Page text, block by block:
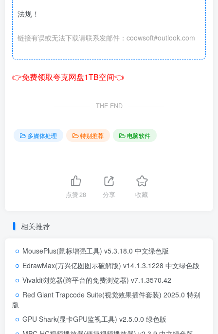
法规！
链接有误或无法下载请联系发邮件：coowsoft#outlook.com
👉免费领取夸克网盘1TB空间👈
THE END
多媒体处理 特别推荐 电脑软件
点赞28 分享 收藏
相关推荐
MousePlus(鼠标增强工具) v5.3.18.0 中文绿色版
EdrawMax(万兴亿图图示破解版) v14.1.3.1228 中文绿色版
Vivaldi浏览器(跨平台的免费浏览器) v7.1.3570.42
Red Giant Trapcode Suite(视觉效果插件套装) 2025.0 特别
版
GPU Shark(显卡GPU监视工具) v2.5.0.0 绿色版